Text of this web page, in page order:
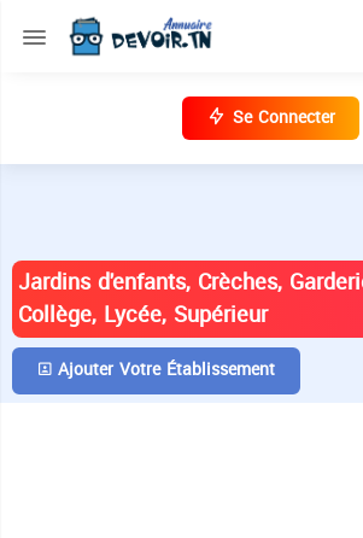
Se Connecter
Jardins d'enfants, Crèches,
Collège, Lycée, Supérieur
Ajouter Votre Établissement